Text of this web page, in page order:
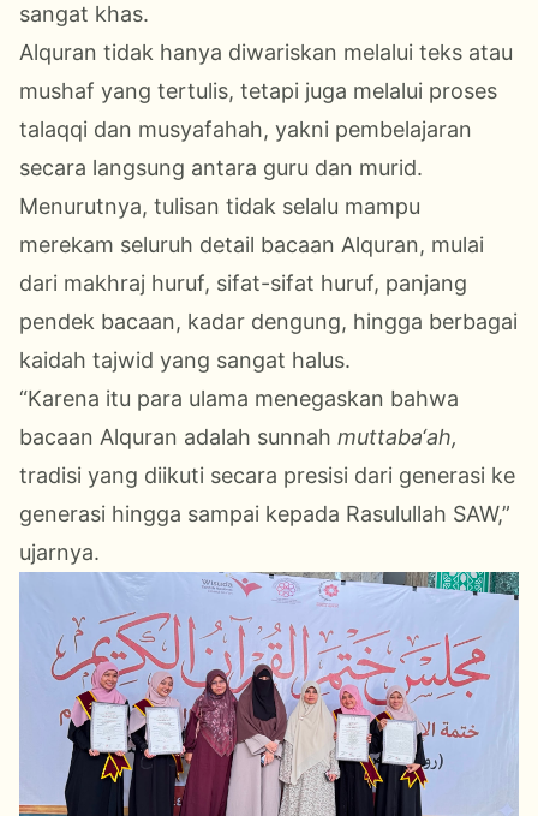
sangat khas.
Alquran tidak hanya diwariskan melalui teks atau
mushaf yang tertulis, tetapi juga melalui proses
talaqqi dan musyafahah, yakni pembelajaran
secara langsung antara guru dan murid.
Menurutnya, tulisan tidak selalu mampu
merekam seluruh detail bacaan Alquran, mulai
dari makhraj huruf, sifat-sifat huruf, panjang
pendek bacaan, kadar dengung, hingga berbagai
kaidah tajwid yang sangat halus.
“Karena itu para ulama menegaskan bahwa
bacaan Alquran adalah sunnah muttaba‘ah,
tradisi yang diikuti secara presisi dari generasi ke
generasi hingga sampai kepada Rasulullah SAW,”
ujarnya.